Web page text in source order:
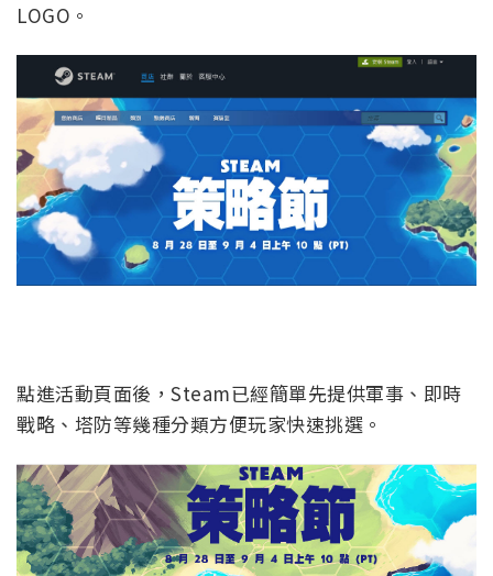
LOGO。
點進活動頁面後，Steam已經簡單先提供軍事、即時
戰略、塔防等幾種分類方便玩家快速挑選。